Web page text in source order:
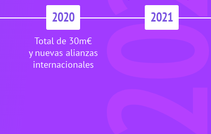
2020
Total de 30m€
y nuevas alianzas
internacionales
2021